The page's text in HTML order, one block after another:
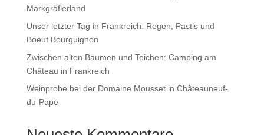
Markgräflerland
Unser letzter Tag in Frankreich: Regen, Pastis und
Boeuf Bourguignon
Zwischen alten Bäumen und Teichen: Camping am
Château in Frankreich
Weinprobe bei der Domaine Mousset in Châteauneuf-
du-Pape